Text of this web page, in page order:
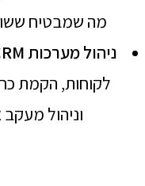
מה שמבטיח
ניהול מערכות
לקוחות, הקמת
וניהול